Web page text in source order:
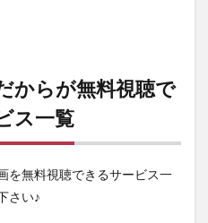
からが無料視聴で
ス一覧
を無料視聴できるサービス一
さい♪